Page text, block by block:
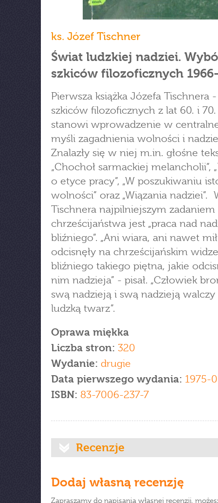
ks. Józef Tischner
Świat ludzkiej nadziei.
szkiców filozoficznych
Pierwsza książka Józefa Tischnera
szkiców filozoficznych z lat 60. i
stanowi wprowadzenie w
myśli zagadnienia wolności i
Znalazły się w niej m.in. głośne
„Chochoł sarmackiej melancholii”,
o etyce pracy”, „W poszukiwaniu
wolności” oraz „Wiązania nadziei”.
Tischnera najpilniejszym zadaniem
chrześcijaństwa jest „praca nad
bliźniego”. „Ani wiara, ani nawet
odcisnęły na chrześcijańskim
bliźniego takiego piętna, jakie
nim nadzieja” - pisał. „Człowiek
swą nadzieją i swą nadzieją
ludzką twarz”.
Oprawa miękka
Liczba stron: 320
Wydanie: drugie
Data pierwszego wydania: 1975-
ISBN: 83-7006-237-7
Recenzje
Dodaj własną recenzję
Zapraszamy do napisania własnej recenzji,